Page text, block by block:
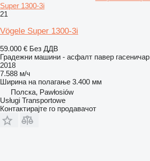
Super 1300-3i
21
Vögele Super 1300-3i
59.000 € Без ДДВ
Градежни машини - асфалт павер гасеничар
2018
7.588 м/ч
Ширина на полагање 3.400 мм
Полска, Pawłosiów
Usługi Transportowe
Контактирајте го продавачот